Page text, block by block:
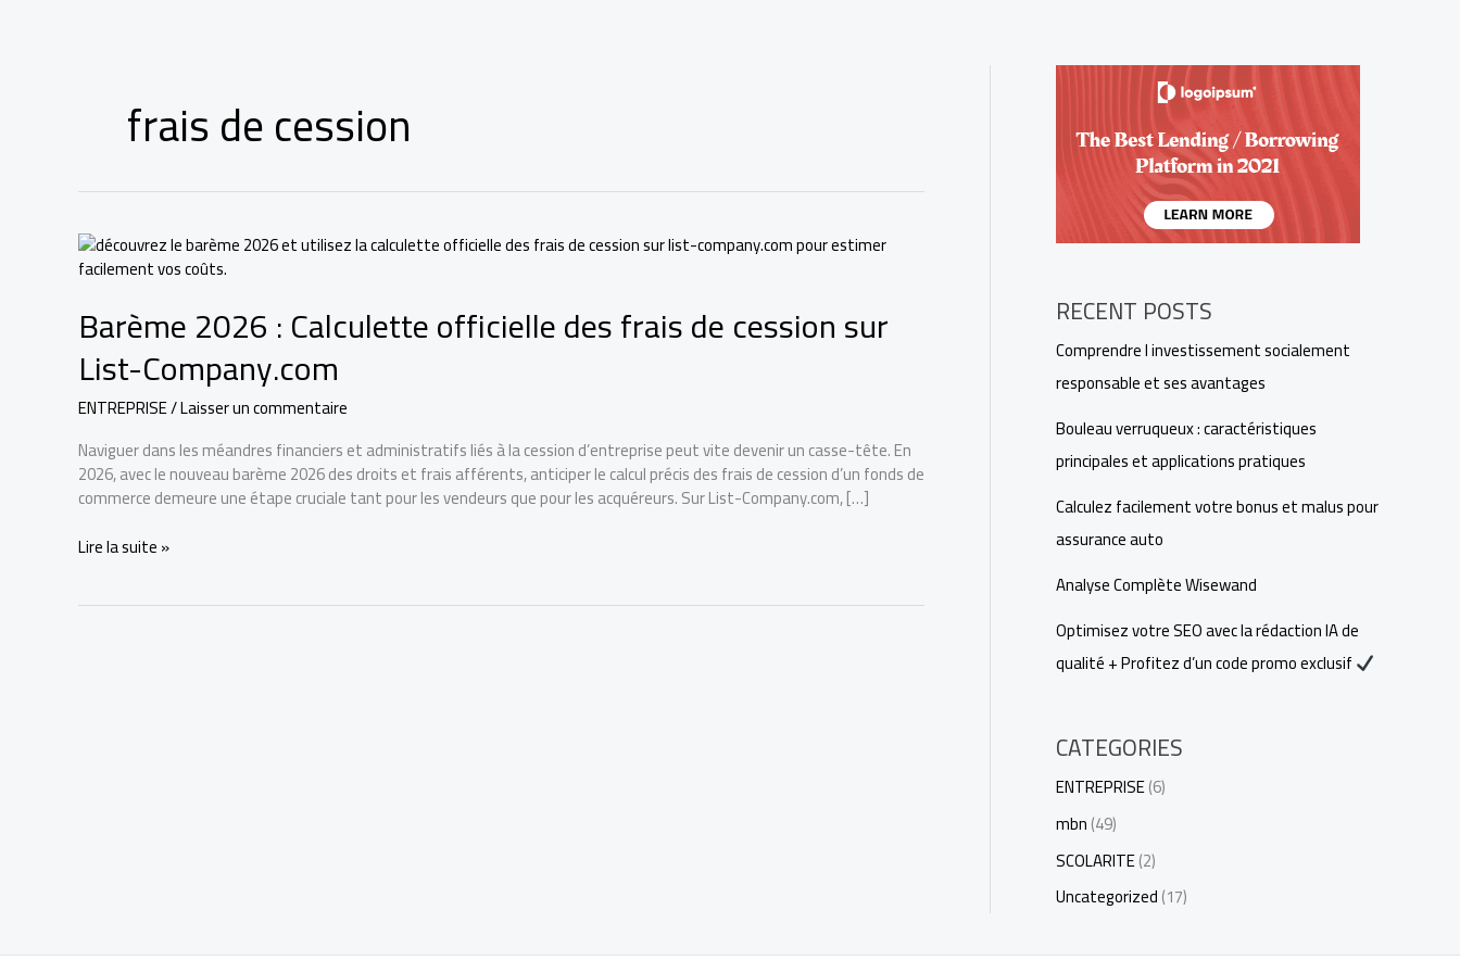
frais de cession
Barème 2026 : Calculette officielle des frais de cession sur
List-Company.com
ENTREPRISE/Laisser un commentaire
Naviguer dans les méandres financiers et administratifs liés à la cession d’entreprise peut vite devenir un casse-tête. En
2026, avec le nouveau barème 2026 des droits et frais afférents, anticiper le calcul précis des frais de cession d’un fonds de
commerce demeure une étape cruciale tant pour les vendeurs que pour les acquéreurs. Sur List-Company.com, […]
Barème
Calculette
Lire la suite »
RECENT POSTS
Comprendre l investissement socialement
responsable et ses avantages
Bouleau verruqueux : caractéristiques
principales et applications pratiques
Calculez facilement votre bonus et malus pour
assurance auto
Analyse Complète Wisewand
Optimisez votre SEO avec la rédaction IA de
qualité + Profitez d’un code promo exclusif
CATEGORIES
ENTREPRISE(6)
mbn(49)
SCOLARITE(2)
Uncategorized(17)